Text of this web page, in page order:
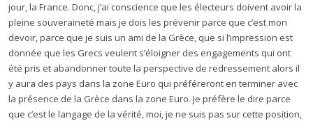
jour, la France. Donc, j’ai conscience que les électeurs doivent avoir la
pleine souveraineté mais je dois les prévenir parce que c’est mon
devoir, parce que je suis un ami de la Grèce, que si l’impression est
donnée que les Grecs veulent s’éloigner des engagements qui ont
été pris et abandonner toute la perspective de redressement alors il
y aura des pays dans la zone Euro qui préféreront en terminer avec
la présence de la Grèce dans la zone Euro. Je préfère le dire parce
que c’est le langage de la vérité, moi, je ne suis pas sur cette position,